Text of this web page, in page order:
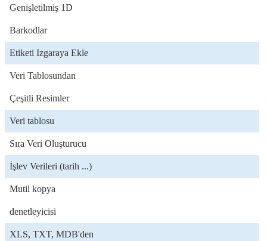
Genişletilmiş 1D
Barkodlar
Etiketi Izgaraya Ekle
Veri Tablosundan
Çeşitli Resimler
Veri tablosu
Sıra Veri Oluşturucu
İşlev Verileri (tarih ...)
Mutil kopya
denetleyicisi
XLS, TXT, MDB'den